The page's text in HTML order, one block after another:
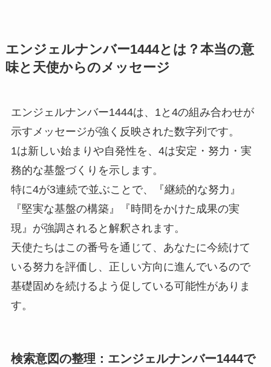
エンジェルナンバー1444とは？本当の意
味と天使からのメッセージ
エンジェルナンバー1444は、1と4の組み合わせが
示すメッセージが強く反映された数字列です。
1は新しい始まりや自発性を、4は安定・努力・実
務的な基盤づくりを示します。
特に4が3連続で並ぶことで、『継続的な努力』
『堅実な基盤の構築』『時間をかけた成果の実
現』が強調されると解釈されます。
天使たちはこの番号を通じて、あなたに今続けて
いる努力を評価し、正しい方向に進んでいるので
基礎固めを続けるよう促している可能性がありま
す。
検索意図の整理：エンジェルナンバー1444で